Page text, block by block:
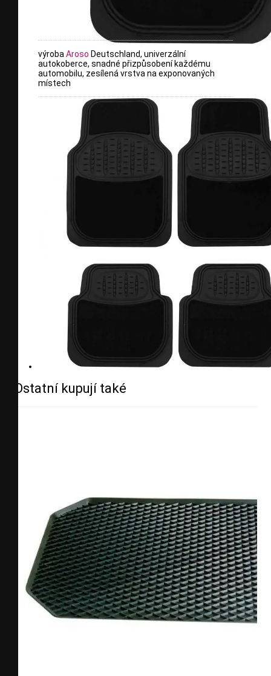
výroba Aroso Deutschland, univerzální
autokoberce, snadné přizpůsobení každému
automobilu, zesílená vrstva na exponovaných
místech
Ostatní kupují také